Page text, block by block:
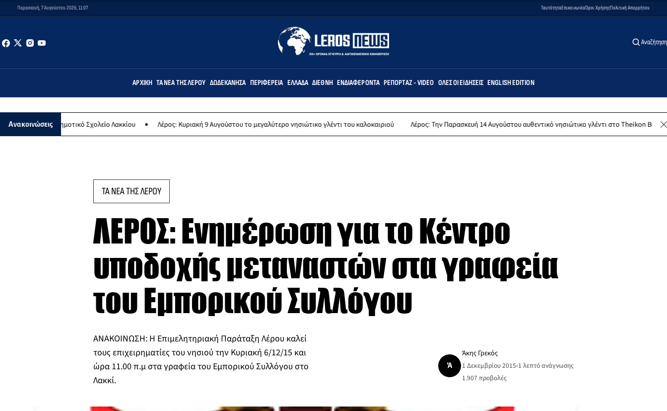
Παρασκευή, 7 Αυγούστου 2026, 11:07 ΤαυτότηταΕπικοινωνίαΌροι ΧρήσηςΠολιτική Απορρήτου
Αναζήτηση
ΑΡΧΙΚΉ ΤΑ ΝΈΑ ΤΗΣ ΛΈΡΟΥ ΔΩΔΕΚΆΝΗΣΑ ΠΕΡΙΦΈΡΕΙΑ ΕΛΛΆΔΑ ΔΙΕΘΝΉ ΕΝΔΙΑΦΈΡΟΝΤΑ ΡΕΠΟΡΤΆΖ - VIDEO ΌΛΕΣ ΟΙ ΕΙΔΉΣΕΙΣ ENGLISH EDITION
Ανακοινώσεις
στο Δημοτικό Σχολείο Λακκίου Λέρος: Κυριακή 9 Αυγούστου το μεγαλύτερο νησιώτικο γλέντι του καλοκαιριού Λέρος: Την Παρασκευή 14 Αυγούστου αυθεντικό νησιώτικο γλέντι στο Theikon Bistro Restaurant!
ΤΑ ΝΕΑ ΤΗΣ ΛΕΡΟΥ
ΛΕΡΟΣ: Ενημέρωση για το Κέντρο
υποδοχής μεταναστών στα γραφεία
του Εμπορικού Συλλόγου
ΑΝΑΚΟΙΝΩΣΗ: Η Επιμελητηριακή Παράταξη Λέρου καλεί
τους επιχειρηματίες του νησιού την Κυριακή 6/12/15 και
ώρα 11.00 π.μ στα γραφεία του Εμπορικού Συλλόγου στο
Λακκί.
Ά
Άκης Γρεκός
1 Δεκεμβρίου 2015•1 λεπτό ανάγνωσης
1.907 προβολές